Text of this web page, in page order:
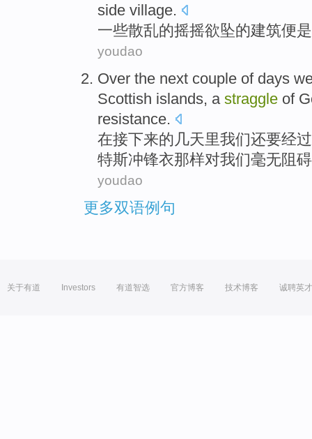
side village.
一些散乱的摇摇欲坠的建筑便是
youdao
Over the next couple of days
Scottish islands, a straggle of
resistance.
在接下来的 几天里我们还要经过
特斯冲锋衣那样对我们毫无阻
youdao
更多双语例句
关于有道 Investors 有道智选 官方博客 技术博客 诚聘英才